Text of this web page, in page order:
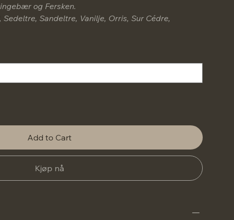
og Fersken.
Sedeltre, Sandeltre, Vanilje, Orris, Sur Cédre,
Add to Cart
Kjøp nå